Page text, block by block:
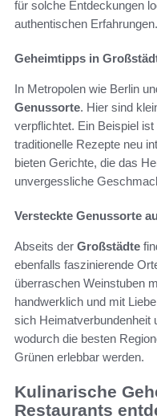
für solche Entdeckungen
authentischen Erfahrungen.
Geheimtipps in
In Metropolen wie Berlin
Genussorte. Hier sind
verpflichtet. Ein Beispiel ist
traditionelle Rezepte neu
bieten Gerichte, die das
unvergessliche
Versteckte Genussorte
Abseits der Großstädte
ebenfalls faszinierende
überraschen Weinstuben
handwerklich und mit
sich Heimatverbundenheit
wodurch die besten
Grünen erlebbar werden.
Kulinarische
Restaurants